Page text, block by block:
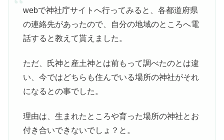
webで神社庁サイトへ行ってみると、各都道府県
の連絡先があったので、自分の地域のところへ電
話すると教えて貰えました。
ただ、氏神と産土神とは前もって調べたのとは違
い、今ではどちらも住んでいる場所の神社がそれ
になるとの事でした。
理由は、生まれたところや育った場所の神社とお
付き合いできないでしょ？と。